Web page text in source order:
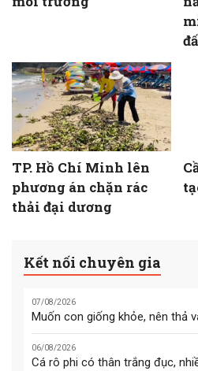
TP. Hồ Chí Minh lên
phương án chặn rác
thải đại dương
Kết nối chuyên gia
07/08/2026
Muốn con giống khỏe, nên thả
06/08/2026
Cá rô phi có thân trắng đục,